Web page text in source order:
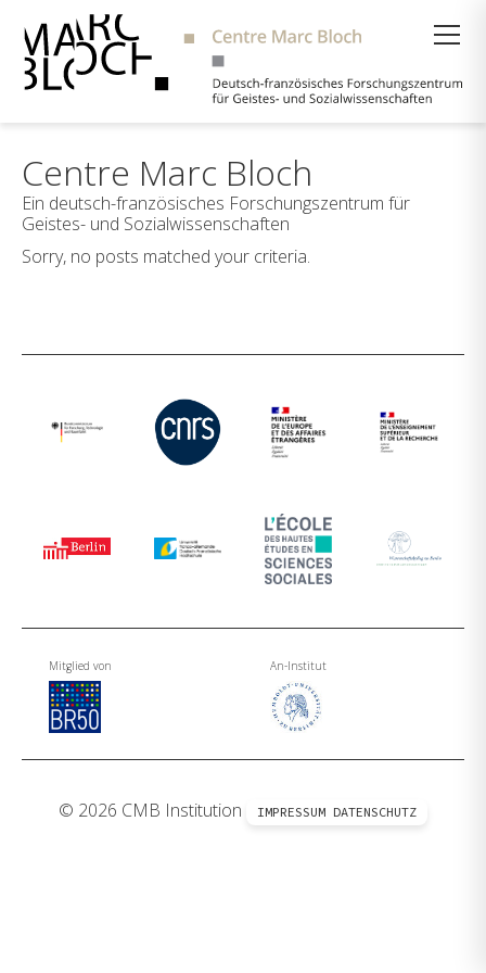
Centre Marc Bloch
Ein deutsch-französisches Forschungszentrum für
Geistes- und Sozialwissenschaften
Sorry, no posts matched your criteria.
Mitglied von An-Institut
© 2026 CMB Institution IMPRESSUM DATENSCHUTZ